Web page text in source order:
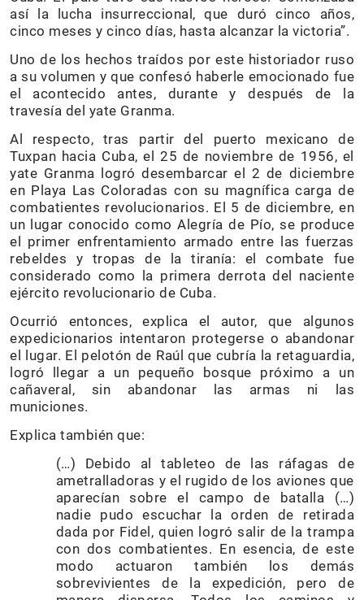
así la lucha insurreccional, que duró cinco años,
cinco meses y cinco días, hasta alcanzar la victoria”.
Uno de los hechos traídos por este historiador ruso
a su volumen y que confesó haberle emocionado fue
el acontecido antes, durante y después de la
travesía del yate Granma.
Al respecto, tras partir del puerto mexicano de
Tuxpan hacia Cuba, el 25 de noviembre de 1956, el
yate Granma logró desembarcar el 2 de diciembre
en Playa Las Coloradas con su magnífica carga de
combatientes revolucionarios. El 5 de diciembre, en
un lugar conocido como Alegría de Pío, se produce
el primer enfrentamiento armado entre las fuerzas
rebeldes y tropas de la tiranía: el combate fue
considerado como la primera derrota del naciente
ejército revolucionario de Cuba.
Ocurrió entonces, explica el autor, que algunos
expedicionarios intentaron protegerse o abandonar
el lugar. El pelotón de Raúl que cubría la retaguardia,
logró llegar a un pequeño bosque próximo a un
cañaveral, sin abandonar las armas ni las
municiones.
Explica también que:
(…) Debido al tableteo de las ráfagas de
ametralladoras y el rugido de los aviones que
aparecían sobre el campo de batalla (…)
nadie pudo escuchar la orden de retirada
dada por Fidel, quien logró salir de la trampa
con dos combatientes. En esencia, de este
modo actuaron también los demás
sobrevivientes de la expedición, pero de